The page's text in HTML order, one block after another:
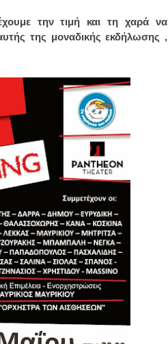
την τιμή και τη χαρά να
της μοναδικής εκδήλωσης ,